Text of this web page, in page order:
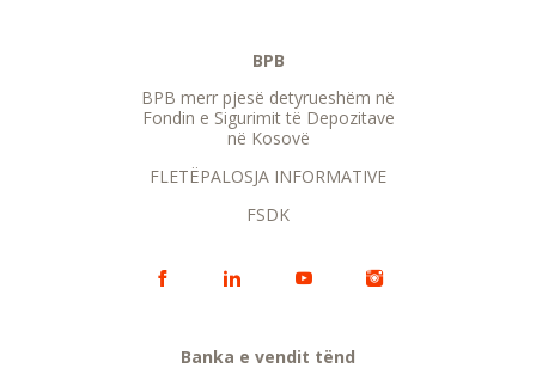
BPB
BPB merr pjesë detyrueshëm në
Fondin e Sigurimit të Depozitave
në Kosovë
FLETËPALOSJA INFORMATIVE
FSDK
Banka e vendit tënd